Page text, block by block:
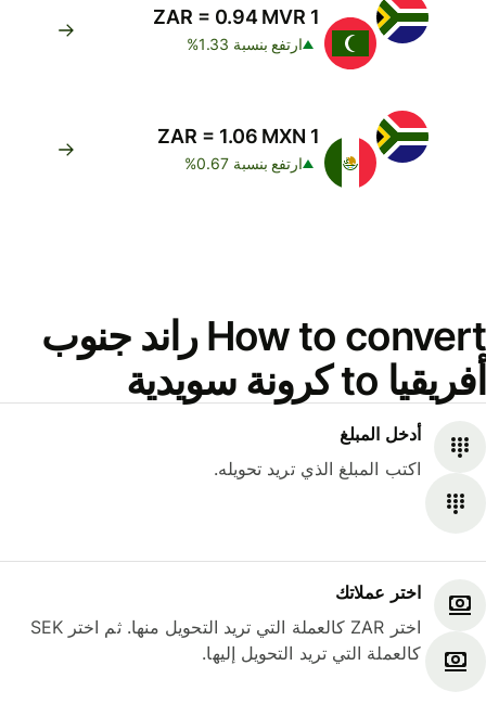
1 ZAR = 0.94 MVR
ارتفع بنسبة 1.33%
1 ZAR = 1.06 MXN
ارتفع بنسبة 0.67%
How to convert راند جنوب
أفريقيا to كرونة سويدية
أدخل المبلغ
اكتب المبلغ الذي تريد تحويله.
اختر عملاتك
اختر ZAR كالعملة التي تريد التحويل منها. ثم اختر SEK
كالعملة التي تريد التحويل إليها.